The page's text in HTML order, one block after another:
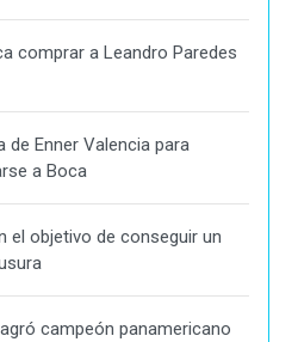
comprar a Leandro Paredes
de Enner Valencia para
a Boca
el objetivo de conseguir un
campeón panamericano